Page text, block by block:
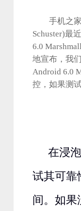
手机之家
Schuster)最
6.0
地宣布，我
Android 6.0
控，如果测
在浸
试其可靠
间。如果